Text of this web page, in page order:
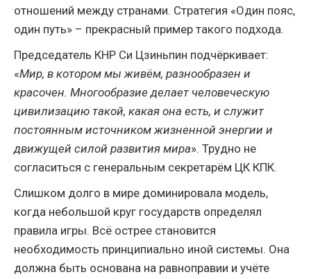
отношений между странами. Стратегия «Один пояс,
один путь» – прекрасный пример такого подхода.
Председатель КНР Си Цзиньпин подчёркивает:
«Мир, в котором мы живём, разнообразен и
красочен. Многообразие делает человеческую
цивилизацию такой, какая она есть, и служит
постоянным источником жизненной энергии и
движущей силой развития мира». Трудно не
согласиться с генеральным секретарём ЦК КПК.
Слишком долго в мире доминировала модель,
когда небольшой круг государств определял
правила игры. Всё острее становится
необходимость принципиально иной системы. Она
должна быть основана на равноправии и учёте